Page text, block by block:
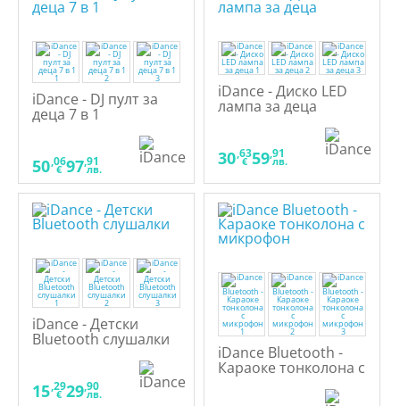
iDance - DJ пулт за
деца 7 в 1
50,06
€ 97,91
лв.
iDance - Диско LED
лампа за деца
30,63
€ 59,91
лв.
iDance - Детски
Bluetooth слушалки
15,29
€ 29,90
лв.
iDance Bluetooth -
Караоке тонколона с
микрофон